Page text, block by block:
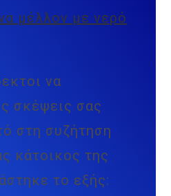
μέλλον με νερό
να
σκέψεις σας
στη συζήτηση
κάτοικος της
το εξής: